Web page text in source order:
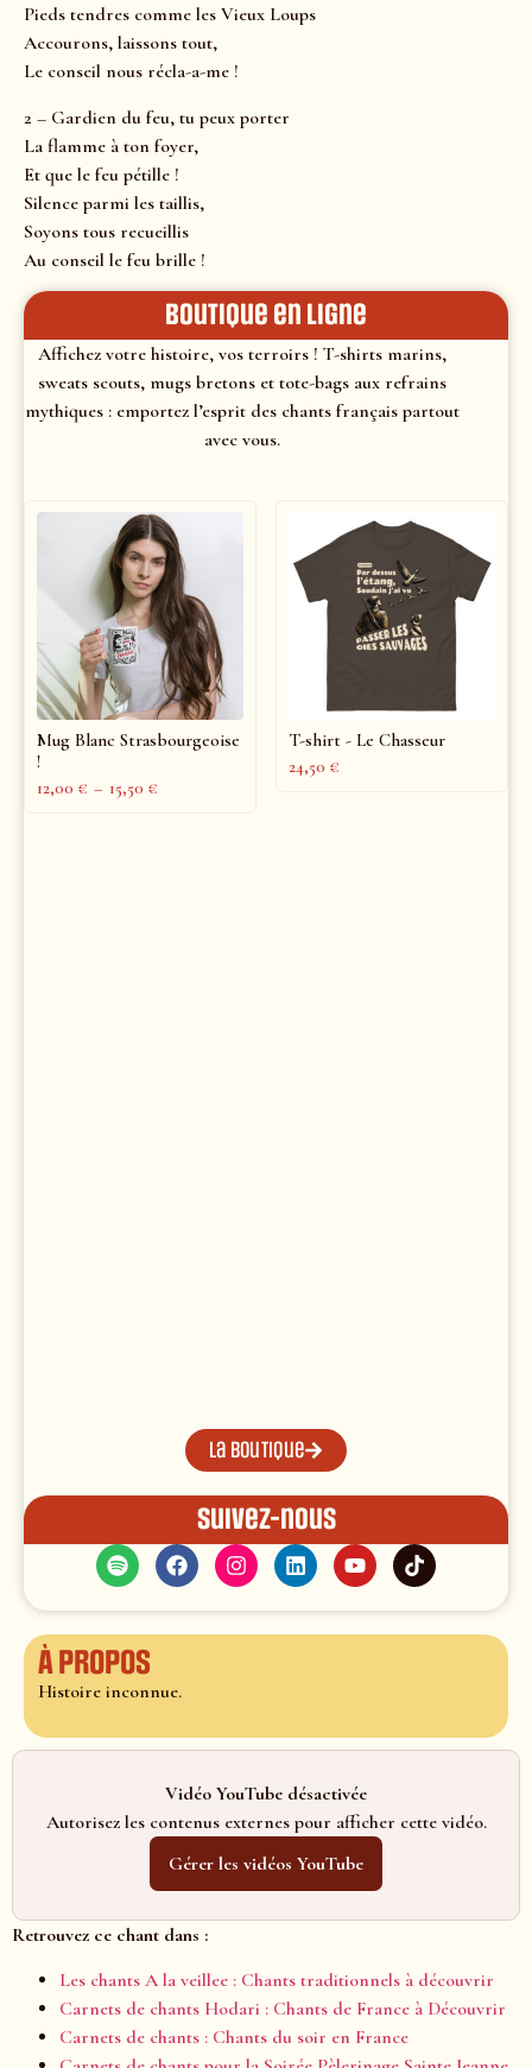
Pieds tendres comme les Vieux Loups
Accourons, laissons tout,
Le conseil nous récla-a-me !
2 – Gardien du feu, tu peux porter
La flamme à ton foyer,
Et que le feu pétille !
Silence parmi les taillis,
Soyons tous recueillis
Au conseil le feu brille !
Boutique en ligne
Affichez votre histoire, vos terroirs ! T-shirts marins,
sweats scouts, mugs bretons et tote-bags aux refrains
mythiques : emportez l’esprit des chants français partout
avec vous.
Mug Blanc Strasbourgeoise
!
12,00 € – 15,50 €
T-shirt - Le Chasseur
24,50 €
La boutique
Suivez-nous
À propos
Histoire inconnue.
Vidéo YouTube désactivée
Autorisez les contenus externes pour afficher cette vidéo.
Gérer les vidéos YouTube
Retrouvez ce chant dans :
Les chants A la veillee : Chants traditionnels à découvrir
Carnets de chants Hodari : Chants de France à Découvrir
Carnets de chants : Chants du soir en France